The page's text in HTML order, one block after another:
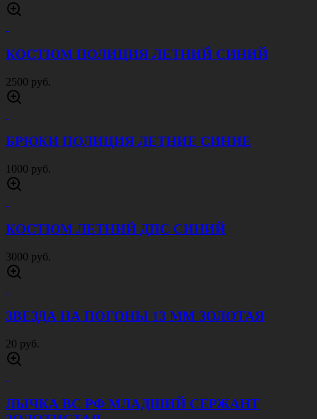
30 руб.
БЕРЕТ ПРОСТОЙ ЧЕРНЫЙ
700 руб.
БЕРЕТ ПРОСТОЙ ГОЛУБОЙ
700 руб.
БЕРЕТ ПРОСТОЙ ВАСИЛЬКОВЫЙ
700 руб.
БЕРЕТ БЕСШОВНЫЙ ЧЕРНЫЙ
1200 руб.